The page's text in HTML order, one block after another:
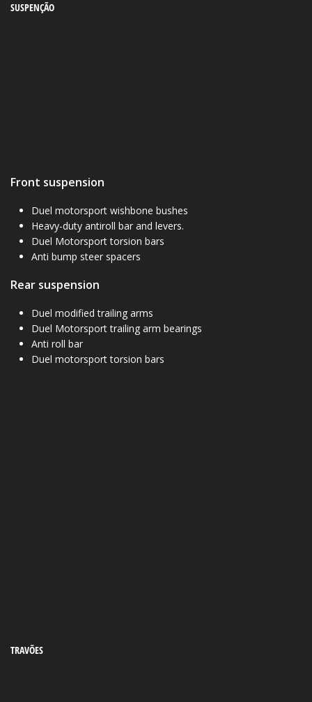
SUSPENÇÃO
Front suspension
Duel motorsport wishbone bushes
Heavy-duty antiroll bar and levers.
Duel Motorsport torsion bars
Anti bump steer spacers
Rear suspension
Duel modified trailing arms
Duel Motorsport trailing arm bearings
Anti roll bar
Duel motorsport torsion bars
TRAVÕES